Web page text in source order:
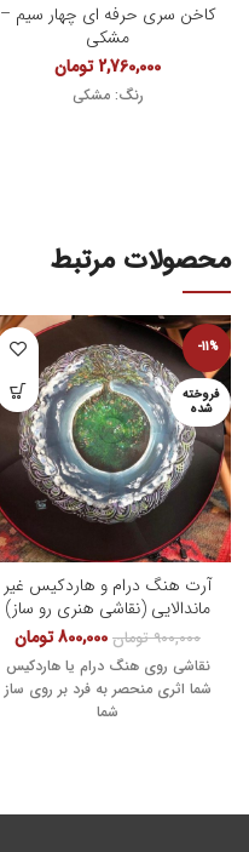
کاخن سری حرفه ای چهار سیم –
مشکی
2,760,000تومان
رنگ: مشکی
محصولات مرتبط
-11%
فروخته
شده
آرت هنگ درام و هاردکیس غیر
ماندالایی (نقاشی هنری رو ساز)
900,000 تومان 800,000تومان
نقاشی روی هنگ درام یا هاردکیس
شما اثری منحصر به فرد بر روی ساز
شما